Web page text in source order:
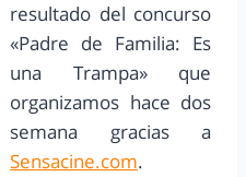
resultado del concurso
«Padre de Familia: Es
una Trampa» que
organizamos hace dos
semana gracias a
Sensacine.com.